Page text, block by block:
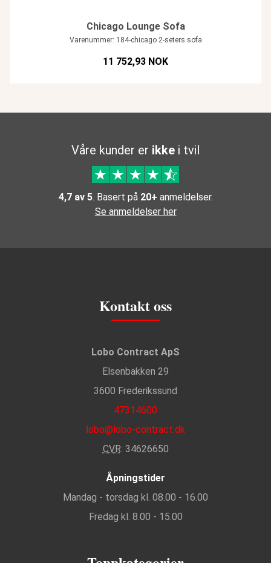
Chicago Lounge Sofa
Varenummer: 184-chicago 2-seters sofa
11 752,93 NOK
Våre kunder er ikke i tvil
4,7 av 5. Basert på 20+ anmeldelser.
Se anmeldelser her
Kontakt oss
Lobo Contract ApS
Elsenbakken 29
3600 Frederikssund
47314600
lobo@lobo-contract.dk
CVR: 34626650
Åpningstider
Mandag - torsdag kl. 08.00 - 16.00
Fredag kl. 8.00 - 15.00